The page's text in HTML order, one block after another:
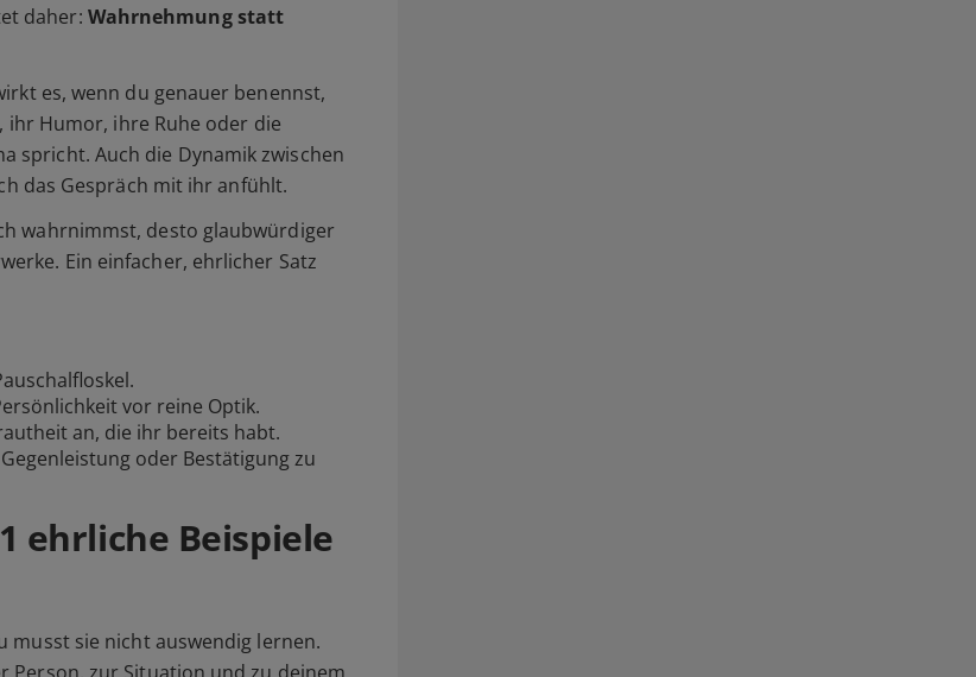
daher: Wahrnehmung statt
es, wenn du genauer benennst,
ihr Humor, ihre Ruhe oder die
spricht. Auch die Dynamik zwischen
das Gespräch mit ihr anfühlt.
wahrnimmst, desto glaubwürdiger
Ein einfacher, ehrlicher Satz
vor reine Optik.
an, die ihr bereits habt.
oder Bestätigung zu
ehrliche Beispiele
musst sie nicht auswendig lernen.